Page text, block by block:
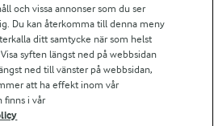
och vissa annonser som du ser
Du kan återkomma till denna meny
ditt samtycke när som helst
syften längst ned på webbsidan
ned till vänster på webbsidan,
att ha effekt inom vår
finns i vår